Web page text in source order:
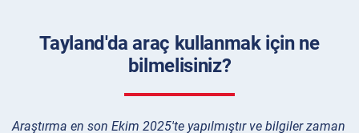
Tayland'da araç kullanmak için ne
bilmelisiniz?
Araştırma en son Ekim 2025'te yapılmıştır ve bilgiler zaman